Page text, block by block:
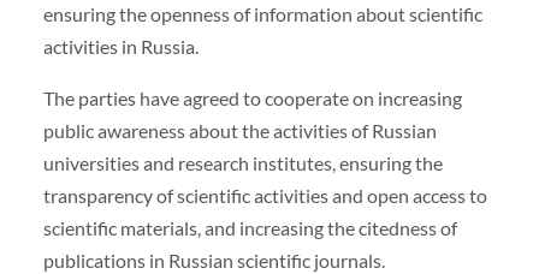
ensuring the openness of information about scientific
activities in Russia.
The parties have agreed to cooperate on increasing
public awareness about the activities of Russian
universities and research institutes, ensuring the
transparency of scientific activities and open access to
scientific materials, and increasing the citedness of
publications in Russian scientific journals.